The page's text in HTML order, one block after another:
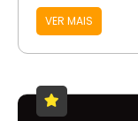
VER MAIS